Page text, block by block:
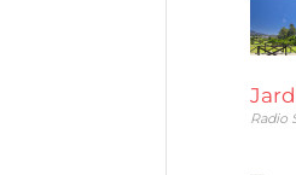
Radio